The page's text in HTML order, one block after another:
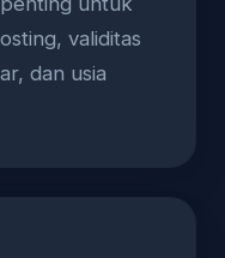
validitas
dan usia